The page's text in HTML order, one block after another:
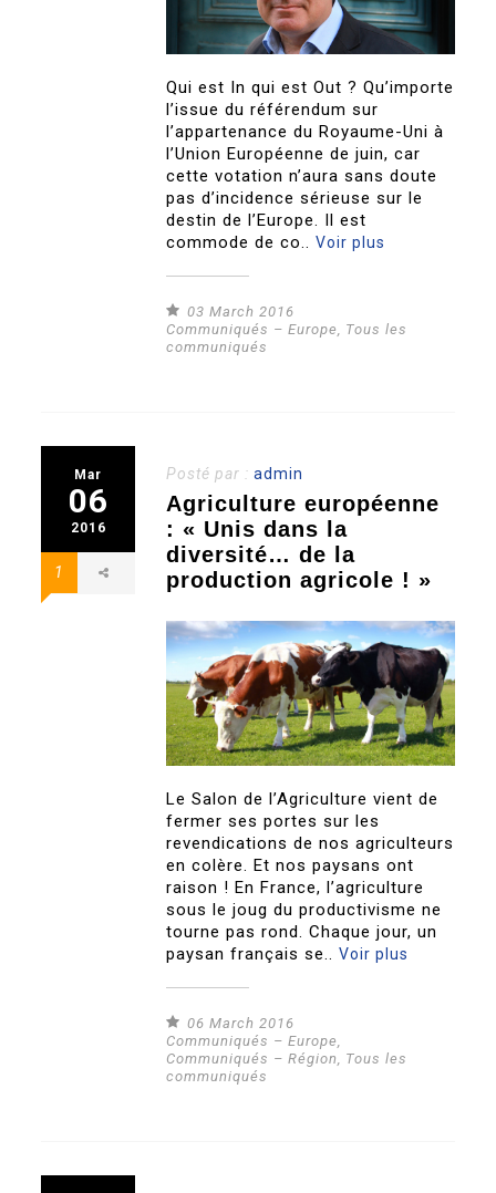
Qui est In qui est Out ? Qu’importe
l’issue du référendum sur
l’appartenance du Royaume-Uni à
l’Union Européenne de juin, car
cette votation n’aura sans doute
pas d’incidence sérieuse sur le
destin de l’Europe. Il est
commode de co..Voir plus
03 March 2016
Communiqués – Europe, Tous les
communiqués
Mar
06
2016
1
Posté par :admin
Agriculture européenne
: « Unis dans la
diversité… de la
production agricole ! »
Le Salon de l’Agriculture vient de
fermer ses portes sur les
revendications de nos agriculteurs
en colère. Et nos paysans ont
raison ! En France, l’agriculture
sous le joug du productivisme ne
tourne pas rond. Chaque jour, un
paysan français se..Voir plus
06 March 2016
Communiqués – Europe,
Communiqués – Région, Tous les
communiqués